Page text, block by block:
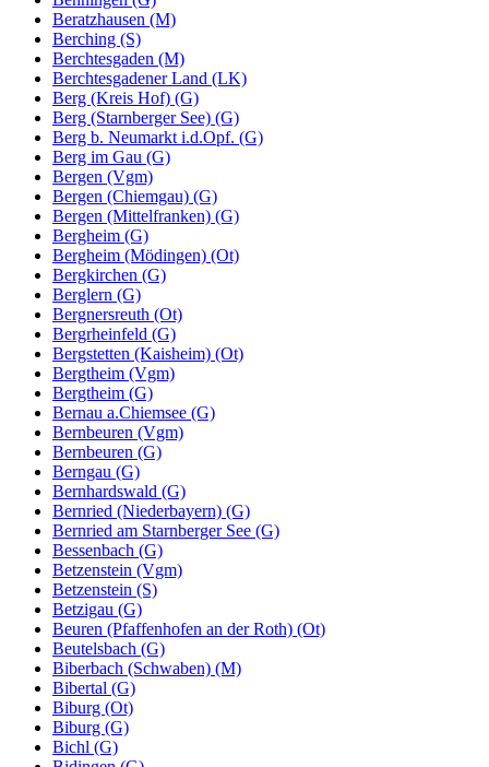
Beratzhausen (M)
Berching (S)
Berchtesgaden (M)
Berchtesgadener Land (LK)
Berg (Kreis Hof) (G)
Berg (Starnberger See) (G)
Berg b. Neumarkt i.d.Opf. (G)
Berg im Gau (G)
Bergen (Vgm)
Bergen (Chiemgau) (G)
Bergen (Mittelfranken) (G)
Bergheim (G)
Bergheim (Mödingen) (Ot)
Bergkirchen (G)
Berglern (G)
Bergnersreuth (Ot)
Bergrheinfeld (G)
Bergstetten (Kaisheim) (Ot)
Bergtheim (Vgm)
Bergtheim (G)
Bernau a.Chiemsee (G)
Bernbeuren (Vgm)
Bernbeuren (G)
Berngau (G)
Bernhardswald (G)
Bernried (Niederbayern) (G)
Bernried am Starnberger See (G)
Bessenbach (G)
Betzenstein (Vgm)
Betzenstein (S)
Betzigau (G)
Beuren (Pfaffenhofen an der Roth) (Ot)
Beutelsbach (G)
Biberbach (Schwaben) (M)
Bibertal (G)
Biburg (Ot)
Biburg (G)
Bichl (G)